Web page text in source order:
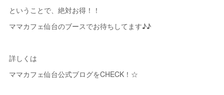
ということで、絶対お得！！
ママカフェ仙台のブースでお待ちしてます♪♪
詳しくは
ママカフェ仙台公式ブログをCHECK！☆